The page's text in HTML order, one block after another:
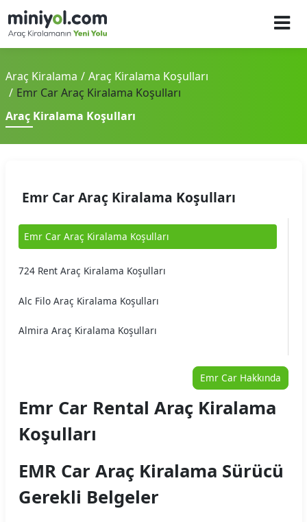
Araç Kiralama
Araç Kiralama Koşulları
Emr Car Araç Kiralama Koşulları
Araç Kiralama Koşulları
Emr Car Araç Kiralama Koşulları
Emr Car Araç Kiralama Koşulları
724 Rent Araç Kiralama Koşulları
Alc Filo Araç Kiralama Koşulları
Almira Araç Kiralama Koşulları
Autojet Araç Kiralama Koşulları
Autoland Araç Kiralama Koşulları
Avec Araç Kiralama Koşulları
Emr Car Hakkında
Emr Car Rental Araç Kiralama
Koşulları
EMR Car Araç Kiralama Sürücü
Gerekli Belgeler